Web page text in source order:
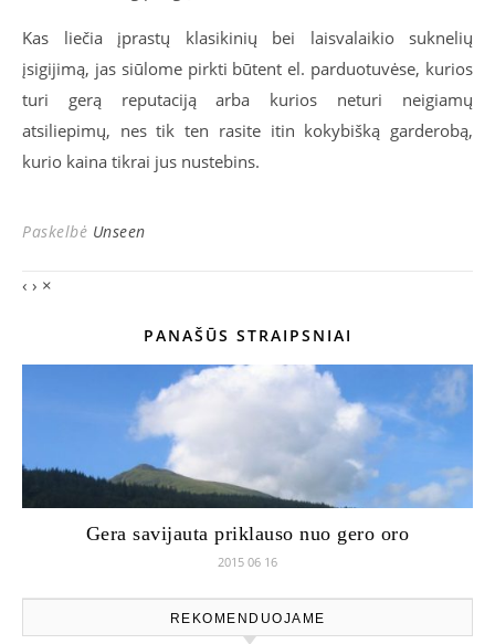
Kas liečia įprastų klasikinių bei laisvalaikio suknelių
įsigijimą, jas siūlome pirkti būtent el. parduotuvėse, kurios
turi gerą reputaciją arba kurios neturi neigiamų
atsiliepimų, nes tik ten rasite itin kokybišką garderobą,
kurio kaina tikrai jus nustebins.
Paskelbė Unseen
‹ › ×
PANAŠŪS STRAIPSNIAI
Gera savijauta priklauso nuo gero oro
2015 06 16
REKOMENDUOJAME